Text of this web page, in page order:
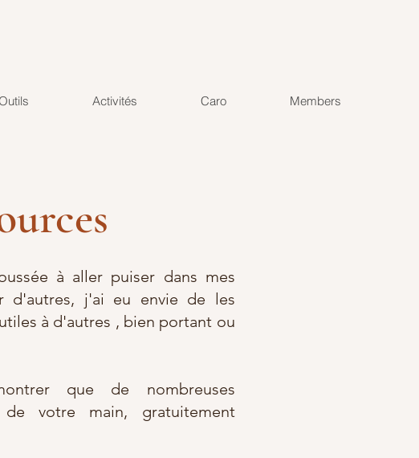
Activités Caro Members
à aller puiser dans mes
d'autres, j'ai eu envie de les
à d'autres , bien portant ou
que de nombreuses
votre main, gratuitement